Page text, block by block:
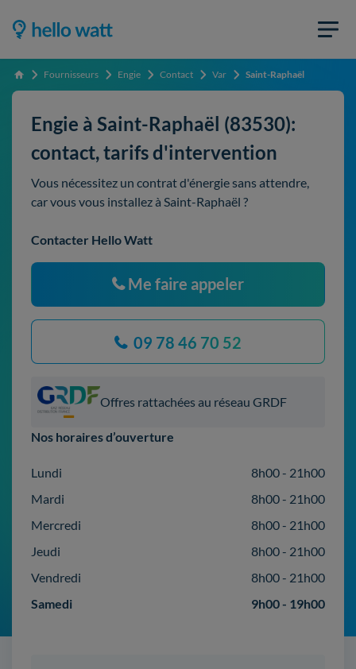
Accueil Fournisseurs Engie Contact Var Saint-Raphaël
Engie à Saint-Raphaël (83530):
contact, tarifs d'intervention
Vous nécessitez un contrat d'énergie sans attendre,
car vous vous installez à Saint-Raphaël ?
Contacter Hello Watt
Me faire appeler
09 78 46 70 52
Offres rattachées au réseau GRDF
Nos horaires d’ouverture
Lundi
8h00 - 21h00
Mardi
8h00 - 21h00
Mercredi
8h00 - 21h00
Jeudi
8h00 - 21h00
Vendredi
8h00 - 21h00
Samedi
9h00 - 19h00